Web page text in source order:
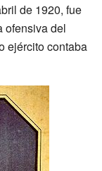
de 1920, fue
ofensiva del
ejército contaba